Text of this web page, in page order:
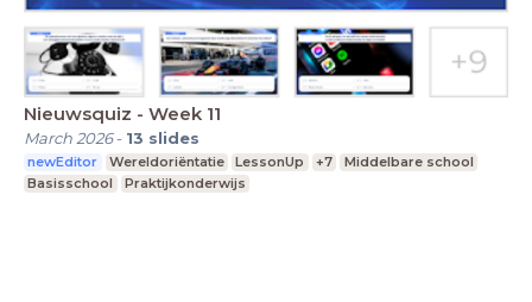
Nieuwsquiz - Week 11
March 2026- 13 slides
newEditor Wereldoriëntatie LessonUp +7
Middelbare school
Basisschool
Praktijkonderwijs